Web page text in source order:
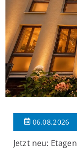
06.08.2026
Jetzt neu: